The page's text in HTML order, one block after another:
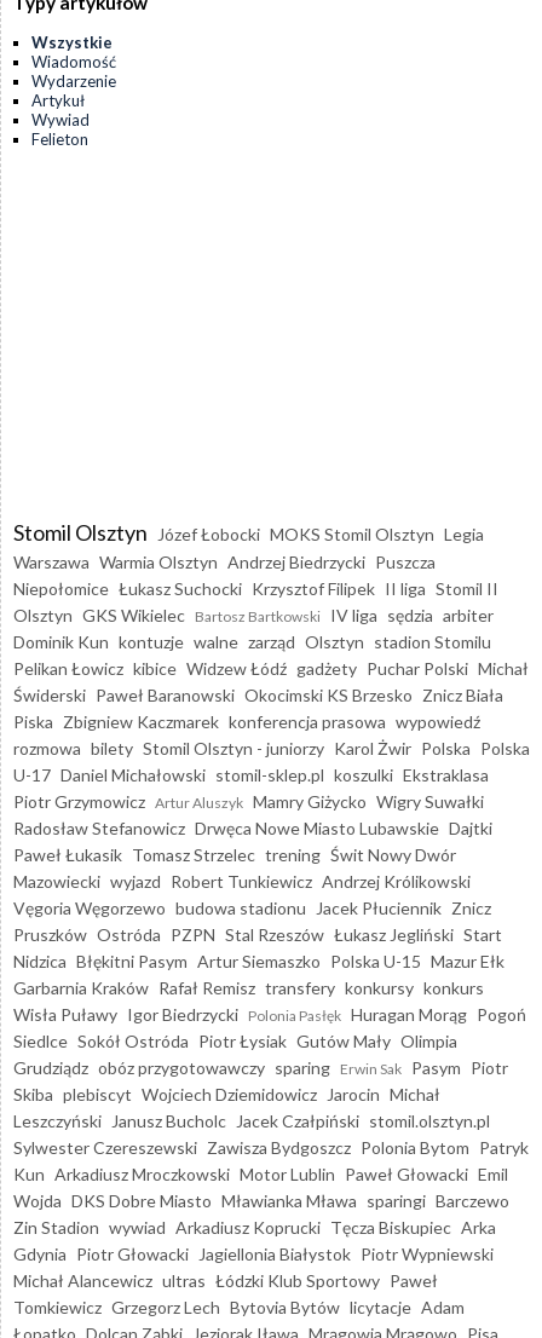
Wszystkie
Wiadomość
Wydarzenie
Artykuł
Wywiad
Felieton
Stomil Olsztyn Józef Łobocki MOKS Stomil Olsztyn Legia
Warszawa Warmia Olsztyn Andrzej Biedrzycki Puszcza
Niepołomice Łukasz Suchocki Krzysztof Filipek II liga Stomil II
Olsztyn GKS Wikielec Bartosz Bartkowski IV liga sędzia arbiter
Dominik Kun kontuzje walne zarząd Olsztyn stadion Stomilu
Pelikan Łowicz kibice Widzew Łódź gadżety Puchar Polski Michał
Świderski Paweł Baranowski Okocimski KS Brzesko Znicz Biała
Piska Zbigniew Kaczmarek konferencja prasowa wypowiedź
rozmowa bilety Stomil Olsztyn - juniorzy Karol Żwir Polska Polska
U-17 Daniel Michałowski stomil-sklep.pl koszulki Ekstraklasa
Piotr Grzymowicz Artur Aluszyk Mamry Giżycko Wigry Suwałki
Radosław Stefanowicz Drwęca Nowe Miasto Lubawskie Dajtki
Paweł Łukasik Tomasz Strzelec trening Świt Nowy Dwór
Mazowiecki wyjazd Robert Tunkiewicz Andrzej Królikowski
Vęgoria Węgorzewo budowa stadionu Jacek Płuciennik Znicz
Pruszków Ostróda PZPN Stal Rzeszów Łukasz Jegliński Start
Nidzica Błękitni Pasym Artur Siemaszko Polska U-15 Mazur Ełk
Garbarnia Kraków Rafał Remisz transfery konkursy konkurs
Wisła Puławy Igor Biedrzycki Polonia Pasłęk Huragan Morąg Pogoń
Siedlce Sokół Ostróda Piotr Łysiak Gutów Mały Olimpia
Grudziądz obóz przygotowawczy sparing Erwin Sak Pasym Piotr
Skiba plebiscyt Wojciech Dziemidowicz Jarocin Michał
Leszczyński
Janusz Bucholc Jacek Czałpiński stomil.olsztyn.pl
Sylwester Czereszewski Zawisza Bydgoszcz Polonia Bytom Patryk
Kun Arkadiusz Mroczkowski Motor Lublin Paweł Głowacki Emil
Wojda DKS Dobre Miasto Mławianka Mława sparingi Barczewo
Zin Stadion wywiad Arkadiusz Koprucki Tęcza Biskupiec Arka
Gdynia Piotr Głowacki Jagiellonia Białystok Piotr Wypniewski
Michał Alancewicz ultras Łódzki Klub Sportowy Paweł
Tomkiewicz Grzegorz Lech Bytovia Bytów licytacje Adam
Łopatko Dolcan Ząbki Jeziorak Iława Mrągowia Mrągowo Pisa